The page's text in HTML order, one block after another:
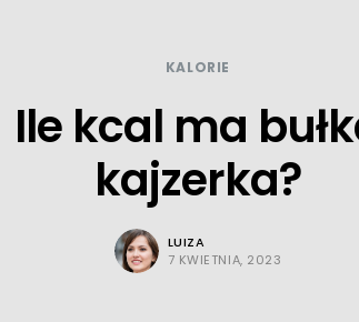
KALORIE
Ile kcal ma
kajzerka?
LUIZA
7 KWIETNIA, 2023